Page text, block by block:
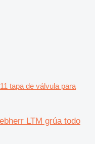
tapa de válvula para
LTM grúa todo